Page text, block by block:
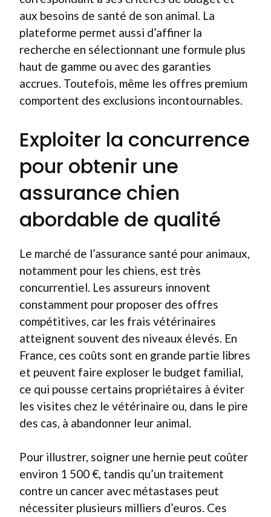
aux besoins de santé de son animal. La
plateforme permet aussi d’affiner la
recherche en sélectionnant une formule plus
haut de gamme ou avec des garanties
accrues. Toutefois, même les offres premium
comportent des exclusions incontournables.
Exploiter la concurrence
pour obtenir une
assurance chien
abordable de qualité
Le marché de l’assurance santé pour animaux,
notamment pour les chiens, est très
concurrentiel. Les assureurs innovent
constamment pour proposer des offres
compétitives, car les frais vétérinaires
atteignent souvent des niveaux élevés. En
France, ces coûts sont en grande partie libres
et peuvent faire exploser le budget familial,
ce qui pousse certains propriétaires à éviter
les visites chez le vétérinaire ou, dans le pire
des cas, à abandonner leur animal.
Pour illustrer, soigner une hernie peut coûter
environ 1 500 €, tandis qu’un traitement
contre un cancer avec métastases peut
nécessiter plusieurs milliers d’euros. Ces